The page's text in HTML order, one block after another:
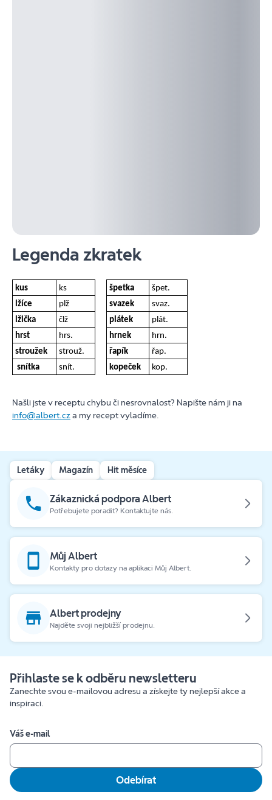
Legenda zkratek
kus ks špetka
špet.
lžíce
plž svazek
svaz.
lžička
člž plátek
plát.
hrst
hrs. hrnek
hrn.
stroužek
strouž. řapík
řap.
snítka
snít. kopeček kop.
Našli jste v receptu chybu či nesrovnalost? Napište nám ji na
info@albert.cza my recept vyladíme.
Letáky Magazín Hit měsíce
Zákaznická podpora Albert
Potřebujete poradit? Kontaktujte nás.
Můj Albert
Kontakty pro dotazy na aplikaci Můj Albert.
Albert prodejny
Najděte svoji nejbližší prodejnu.
Přihlaste se k odběru newsletteru
Zanechte svou e-mailovou adresu a získejte ty nejlepší akce a
inspiraci.
Váš e-mail
Odebírat